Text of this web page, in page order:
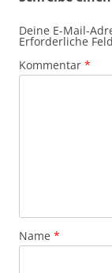
Deine E-Mail-
Erforderliche
Kommentar *
Name *